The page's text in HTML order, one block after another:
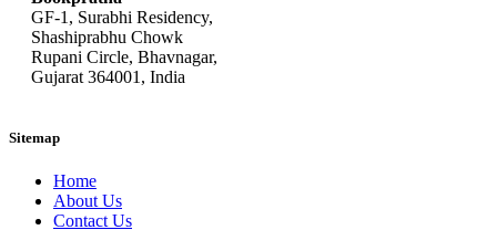
GF-1, Surabhi Residency,
Shashiprabhu Chowk
Rupani Circle, Bhavnagar,
Gujarat 364001, India
Sitemap
Home
About Us
Contact Us